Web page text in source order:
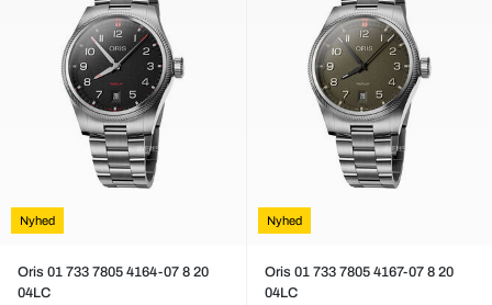
Nyhed
Oris 01 733 7805 4164-07 8 20
04LC
Nyhed
Oris 01 733 7805 4167-07 8 20
04LC